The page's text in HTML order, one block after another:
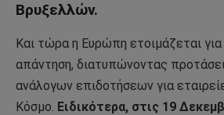
Βρυξελλών.
Και τώρα η Ευρώπη ετοιμάζεται για
απάντηση, διατυπώνοντας
ανάλογων επιδοτήσεων για
Κόσμο. Ειδικότερα, στις 19